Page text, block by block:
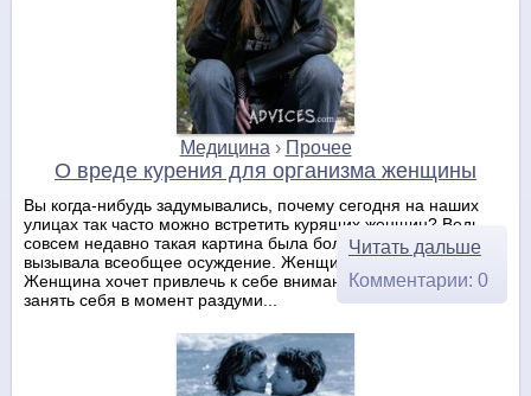
Медицина › Прочее
О вреде курения для организма женщины
Вы когда-нибудь задумывались, почему сегодня на наших
улицах так часто можно встретить курящих женщин? Ведь
совсем недавно такая картина была большой редкостью и
вызывала всеобщее осуждение. Женщина хочет свободы.
Женщина хочет привлечь к себе внимание, ей нужно чем-то
занять себя в момент раздуми...
Читать дальше
Комментарии: 0